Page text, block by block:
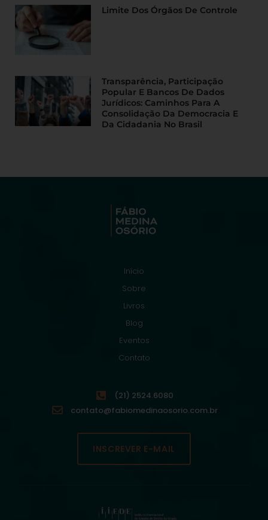
Limite Dos Órgãos De Controle
Transparência, Participação
Popular E Bancos De Dados
Jurídicos: Caminhos Para A
Consolidação Da Democracia E
Da Cidadania No Brasil
Início
Sobre
Livros
Blog
Eventos
Contato
(21) 2524.6080
contato@fabiomedinaosorio.com.br
INSCREVER E-MAIL